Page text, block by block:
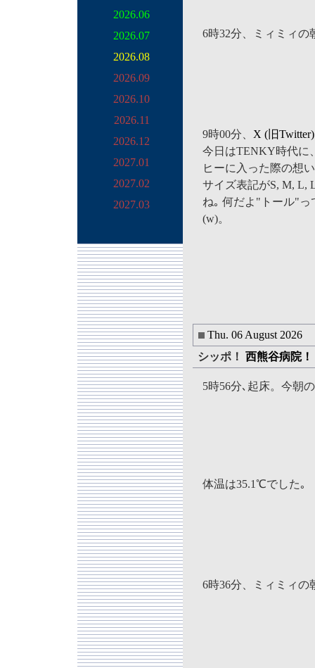
2026.06
2026.07
2026.08
2026.09
2026.10
2026.11
2026.12
2027.01
2027.02
2027.03
6時32分、ミィミィの
9時00分、 X (旧
今日はTENKY時代に
ヒーに入った際の想
サイズ表記がS, M, L,
ね｡ 何だよ"トール"
(w)。
Thu. 06 August 2026
シッポ！ 西熊谷病院
5時56分､起床。今朝
体温は35.1℃でした｡
6時36分、ミィミィの